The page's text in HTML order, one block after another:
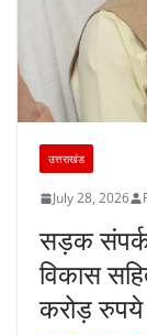
उत्तराखंड
July 28, 2026
सड़क
विकास
करोड़ रुपये